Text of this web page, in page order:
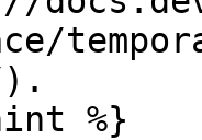
).
%}